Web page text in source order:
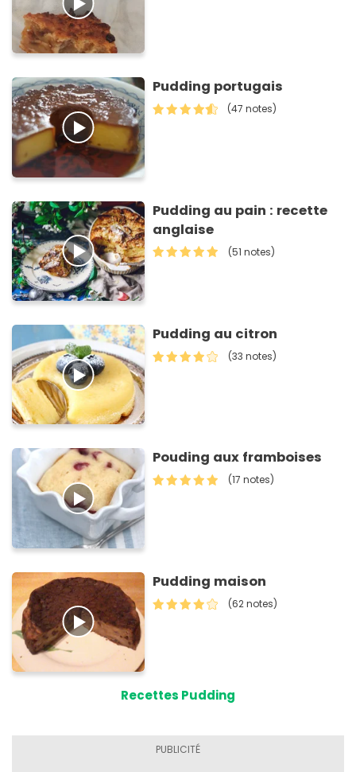
Pudding portugais
(47 notes)
Pudding au pain : recette
anglaise
(51 notes)
Pudding au citron
(33 notes)
Pouding aux framboises
(17 notes)
Pudding maison
(62 notes)
Recettes Pudding